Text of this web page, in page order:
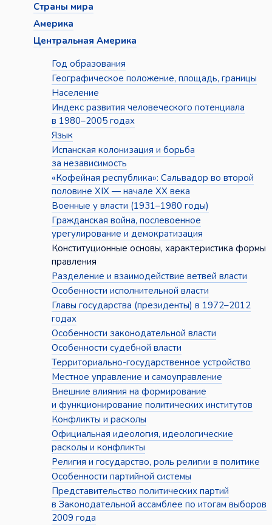
Страны мира
Америка
Центральная Америка
Год образования
Географическое положение, площадь, границы
Население
Индекс развития человеческого потенциала
в 1980–2005 годах
Язык
Испанская колонизация и борьба
за независимость
«Кофейная республика»: Сальвадор во второй
половине XIX — начале XX века
Военные у власти (1931–1980 годы)
Гражданская война, послевоенное
урегулирование и демократизация
Конституционные основы, характеристика формы
правления
Разделение и взаимодействие ветвей власти
Особенности исполнительной власти
Главы государства (президенты) в 1972–2012
годах
Особенности законодательной власти
Особенности судебной власти
Территориально-государственное устройство
Местное управление и самоуправление
Внешние влияния на формирование
и функционирование политических институтов
Конфликты и расколы
Официальная идеология, идеологические
расколы и конфликты
Религия и государство, роль религии в политике
Особенности партийной системы
Представительство политических партий
в Законодательной ассамблее по итогам выборов
2009 года